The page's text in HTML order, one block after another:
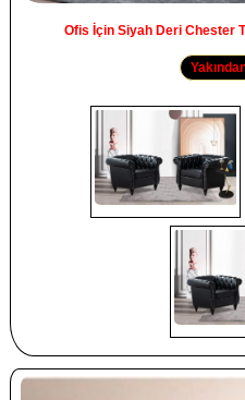
Ofis İçin Siyah Deri Chester